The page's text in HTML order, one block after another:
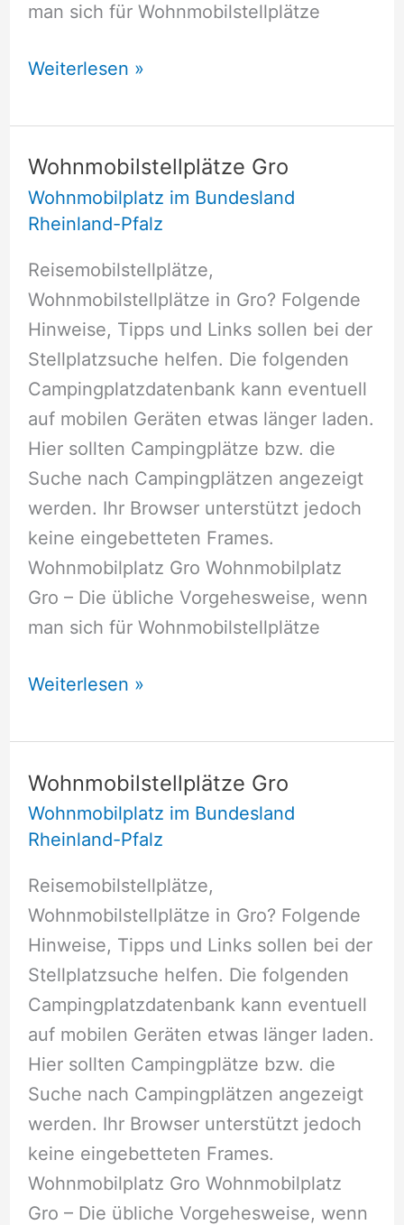
man sich für Wohnmobilstellplätze
Wohnmobilstellplätze
Weiterlesen »
Wohnmobilstellplätze Gro
Wohnmobilplatz im Bundesland
Rheinland-Pfalz
Reisemobilstellplätze,
Wohnmobilstellplätze in Gro? Folgende
Hinweise, Tipps und Links sollen bei der
Stellplatzsuche helfen. Die folgenden
Campingplatzdatenbank kann eventuell
auf mobilen Geräten etwas länger laden.
Hier sollten Campingplätze bzw. die
Suche nach Campingplätzen angezeigt
werden. Ihr Browser unterstützt jedoch
keine eingebetteten Frames.
Wohnmobilplatz Gro Wohnmobilplatz
Gro – Die übliche Vorgehesweise, wenn
man sich für Wohnmobilstellplätze
Wohnmobilstellplätze
Weiterlesen »
Wohnmobilstellplätze Gro
Wohnmobilplatz im Bundesland
Rheinland-Pfalz
Reisemobilstellplätze,
Wohnmobilstellplätze in Gro? Folgende
Hinweise, Tipps und Links sollen bei der
Stellplatzsuche helfen. Die folgenden
Campingplatzdatenbank kann eventuell
auf mobilen Geräten etwas länger laden.
Hier sollten Campingplätze bzw. die
Suche nach Campingplätzen angezeigt
werden. Ihr Browser unterstützt jedoch
keine eingebetteten Frames.
Wohnmobilplatz Gro Wohnmobilplatz
Gro – Die übliche Vorgehesweise, wenn